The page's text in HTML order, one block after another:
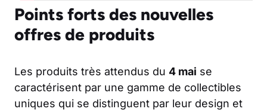
Points forts des nouvelles
offres de produits
Les produits très attendus du 4 mai se
caractérisent par une gamme de collectibles
uniques qui se distinguent par leur design et